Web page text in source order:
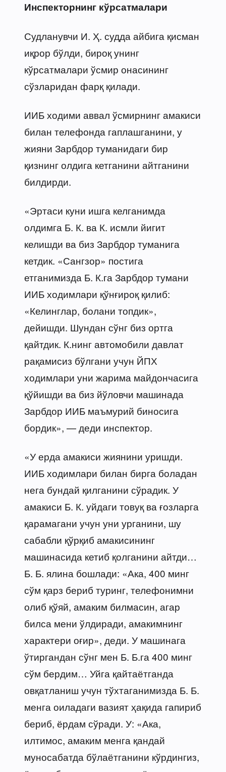
Инспекторнинг кўрсатмалари
Судланувчи И. Ҳ. судда айбига қисман
иқрор бўлди, бироқ унинг
кўрсатмалари ўсмир онасининг
сўзларидан фарқ қилади.
ИИБ ходими аввал ўсмирнинг амакиси
билан телефонда гаплашганини, у
жияни Зарбдор туманидаги бир
қизнинг олдига кетганини айтганини
билдирди.
«Эртаси куни ишга келганимда
олдимга Б. К. ва К. исмли йигит
келишди ва биз Зарбдор туманига
кетдик. «Сангзор» постига
етганимизда Б. К.га Зарбдор тумани
ИИБ ходимлари қўнғироқ қилиб:
«Келинглар, болани топдик»,
дейишди. Шундан сўнг биз ортга
қайтдик. К.нинг автомобили давлат
рақамисиз бўлгани учун ЙПХ
ходимлари уни жарима майдончасига
қўйишди ва биз йўловчи машинада
Зарбдор ИИБ маъмурий биносига
бордик», — деди инспектор.
«У ерда амакиси жиянини уришди.
ИИБ ходимлари билан бирга боладан
нега бундай қилганини сўрадик. У
амакиси Б. К. уйдаги товуқ ва ғозларга
қарамагани учун уни урганини, шу
сабабли қўрқиб амакисининг
машинасида кетиб қолганини айтди…
Б. Б. ялина бошлади: «Ака, 400 минг
сўм қарз бериб туринг, телефонимни
олиб қўяй, амаким билмасин, агар
билса мени ўлдиради, амакимнинг
характери оғир», деди. У машинага
ўтиргандан сўнг мен Б. Б.га 400 минг
сўм бердим… Уйга қайтаётганда
овқатланиш учун тўхтаганимизда Б. Б.
менга оиладаги вазият ҳақида гапириб
бериб, ёрдам сўради. У: «Ака,
илтимос, амаким менга қандай
муносабатда бўлаётганини кўрдингиз,